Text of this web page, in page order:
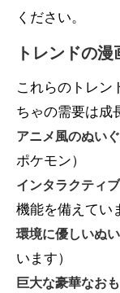
ください。
トレンドの
これらのトレン
ちゃの需要は成
アニメ風のぬい
ポケモン）
インタラクティ
機能を備えてい
環境に優しいぬ
います）
巨大な豪華なお